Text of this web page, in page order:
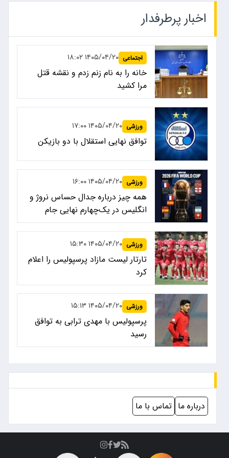
اخبار پرطرفدار
اجتماعی ۱۴۰۵/۰۴/۲۰ ۱۸:۰۲
خانه را به نام زنم زدم و نقشه قتل
مرا کشید
ورزشی ۱۴۰۵/۰۴/۲۰ ۱۷:۰۰
توافق نهایی استقلال با دو بازیکن
ورزشی ۱۴۰۵/۰۴/۲۰ ۱۶:۰۰
همه چیز درباره جدال حساس نروژ و
انگلیس در یک‌چهارم نهایی جام
جهانی ۲۰۲۶
ورزشی ۱۴۰۵/۰۴/۲۰ ۱۵:۳۰
تارتار لیست مازاد پرسپولیس را اعلام
کرد
ورزشی ۱۴۰۵/۰۴/۲۰ ۱۵:۱۳
پرسپولیس با مهدی ترابی به توافق
رسید
درباره ما تماس با ما